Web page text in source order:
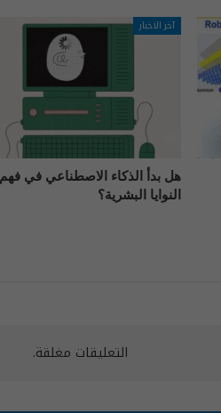
آخر الاخبار
هل بدأ الذكاء الاصطناعي في فهم
النوايا البشرية؟
التعليقات مغلقة.